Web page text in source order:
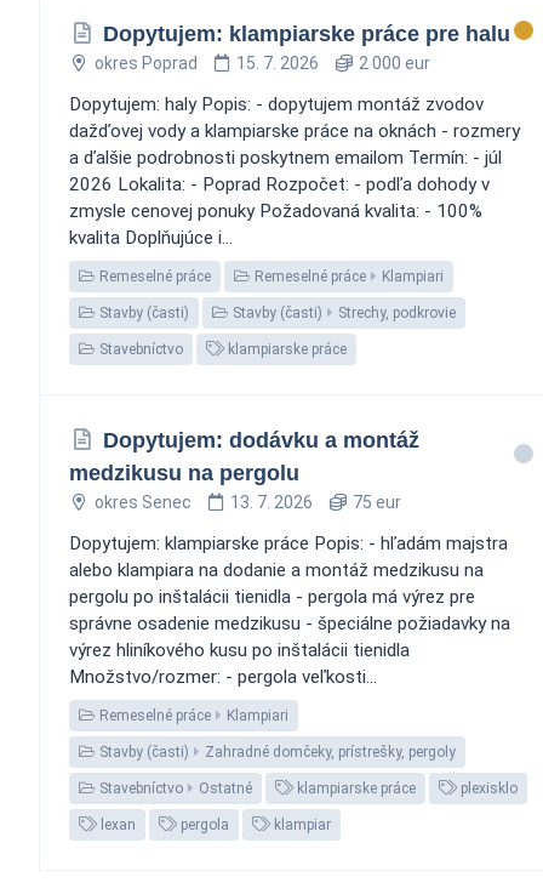
Dopytujem: klampiarske práce pre halu
okres Poprad 15. 7. 2026 2 000 eur
Dopytujem: haly Popis: - dopytujem montáž zvodov
dažďovej vody a klampiarske práce na oknách - rozmery
a ďalšie podrobnosti poskytnem emailom Termín: - júl
2026 Lokalita: - Poprad Rozpočet: - podľa dohody v
zmysle cenovej ponuky Požadovaná kvalita: - 100%
kvalita Doplňujúce i...
Remeselné práce Remeselné práce Klampiari
Stavby (časti) Stavby (časti) Strechy, podkrovie
Stavebníctvo klampiarske práce
Dopytujem: dodávku a montáž
medzikusu na pergolu
okres Senec 13. 7. 2026 75 eur
Dopytujem: klampiarske práce Popis: - hľadám majstra
alebo klampiara na dodanie a montáž medzikusu na
pergolu po inštalácii tienidla - pergola má výrez pre
správne osadenie medzikusu - špeciálne požiadavky na
výrez hliníkového kusu po inštalácii tienidla
Množstvo/rozmer: - pergola veľkosti...
Remeselné práce Klampiari
Stavby (časti) Zahradné domčeky, prístrešky, pergoly
Stavebníctvo Ostatné klampiarske práce plexisklo
lexan pergola klampiar